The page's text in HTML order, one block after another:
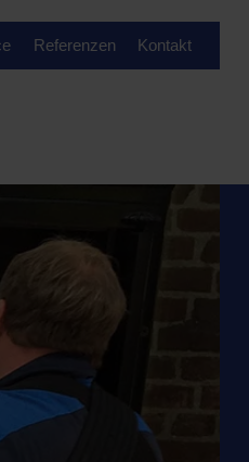
Referenzen Kontakt